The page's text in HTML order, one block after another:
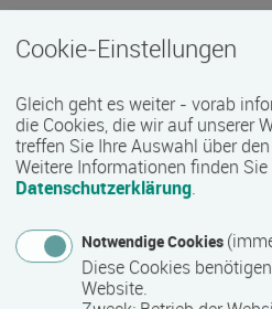
Teilnahmebestätigung / Zertifikat
Voraussichtliche Dauer
1 Stunde(n)
Termin
Termine auf Anfrage
Cookie-Einstellungen
Gleich geht es weiter - vorab
die Cookies, die wir auf unserer
treffen Sie Ihre Auswahl über
Weitere Informationen finden
Datenschutzerklärung.
Notwendige Cookies
Diese Cookies
Website.